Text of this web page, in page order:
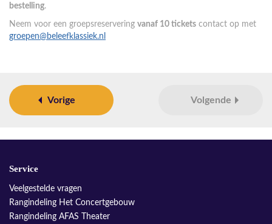
bestelling.
Neem voor een groepsreservering vanaf 10 tickets contact op met
groepen@beleefklassiek.nl
Vorige Volgende
Service
Veelgestelde vragen
Rangindeling Het Concertgebouw
Rangindeling AFAS Theater